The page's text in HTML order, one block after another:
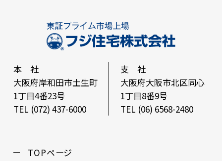
本 社
大阪府岸和田市土生町
1丁目4番23号
TEL (072) 437-6000
支 社
大阪府大阪市北区同心
1丁目8番9号
TEL (06) 6568-2480
TOPページ